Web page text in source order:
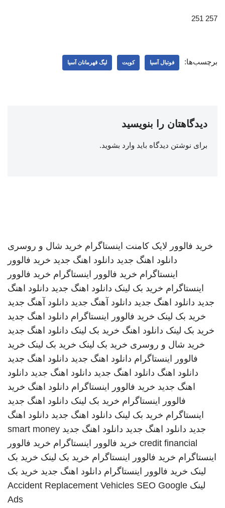
257 251
برچسب‌ها: فوتبال آسیا کویت لیگ قهرمانان آسیا
دیدگاهتان را بنویسید
برای نوشتن دیدگاه باید وارد بشوید.
خرید فالوور لایک کامنت اینستاگرام خرید شال و روسری
دانلود اهنگ جدید دانلود اهنگ جدید خرید فالوور
اینستاگرام خرید فالوور اینستاگرام خرید فالوور
اینستاگرام خرید بک لینک دانلود اهنگ جدید دانلود اهنگ
جدید دانلود اهنگ جدید دانلود آهنگ جدید دانلود آهنگ جدید
خرید بک لینک خرید فالوور اینستاگرام دانلود اهنگ جدید
خرید بک لینک دانلود اهنگ خرید بک لینک دانلود اهنگ جدید
خرید شال و روسری خرید بک لینک خرید بک لینک خرید
فالوور اینستاگرام دانلود اهنگ جدید دانلود اهنگ جدید
دانلود اهنگ دانلود اهنگ جدید دانلود اهنگ جدید دانلود
اهنگ جدید خرید فالوور اینستاگرام دانلود اهنگ خرید
فالوور اینستاگرام خرید بک لینک دانلود اهنگ جدید
اینستاگرام خرید بک لینک دانلود اهنگ جدید دانلود اهنگ
جدید دانلود اهنگ جدید دانلود اهنگ جدید smart money
credit financial خرید فالوور اینستاگرام خرید فالوور
اینستاگرام خرید فالوور اینستاگرام خرید بک لینک خرید بک
لینک خرید فالوور اینستاگرام دانلود اهنگ جدید خرید بک
لینک
Accident Replacement Vehicles SEO Google
Ads